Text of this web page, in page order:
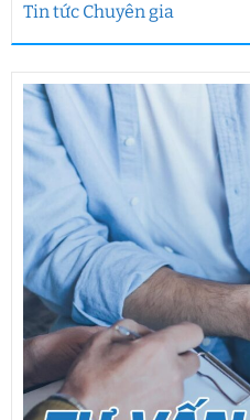
Tin tức Chuyên gia